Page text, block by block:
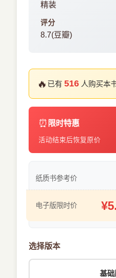
精装
评分
8.7(豆瓣)
🔥 已有516 人购买本
⏰ 限时特惠
活动结束后恢复原价
纸质书参考价
电子版限时价
选择版本
基础